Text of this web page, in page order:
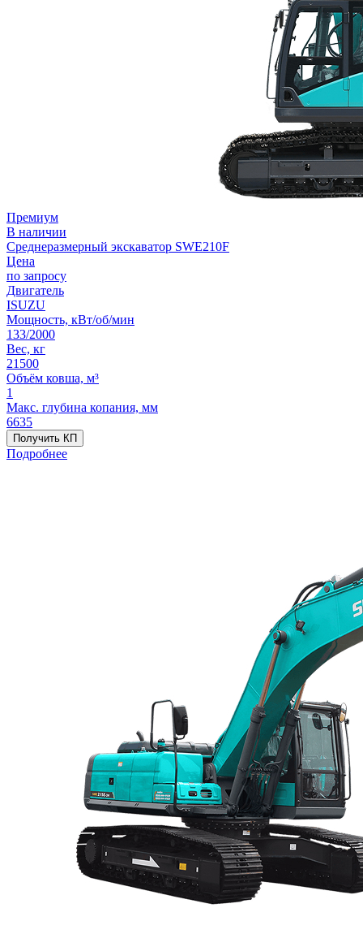
Премиум
В наличии
Среднеразмерный экскаватор SWE210F
Цена
по запросу
Двигатель
ISUZU
Мощность, кВт/об/мин
133/2000
Вес, кг
21500
Объём ковша, м³
1
Макс. глубина копания, мм
6635
Получить КП
Подробнее